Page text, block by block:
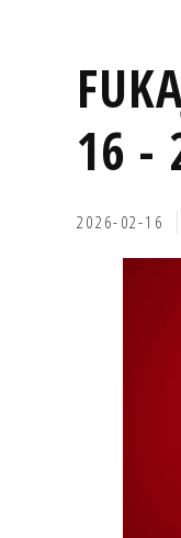
16 -
2026-02-16